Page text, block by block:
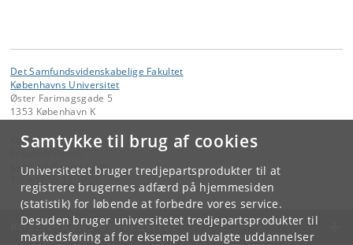
Samtykke til brug af cookies
Universitetet bruger tredjepartsprodukter til at
registrere brugernes adfærd på hjemmesiden
(statistik) for løbende at forbedre vores service.
Desuden bruger universitetet tredjepartsprodukter til
markedsføring af for eksempel udvalgte uddannelser
Det Samfundsvidenskabelige Fakultet
Københavns Universitet
Øster Farimagsgade 5
1353 København K
Kontakt:
Fakultetsstaben
samf-fak @samf.ku.dk
KØBENHAVNS UNIVERSITET